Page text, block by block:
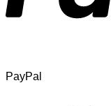
PayPal